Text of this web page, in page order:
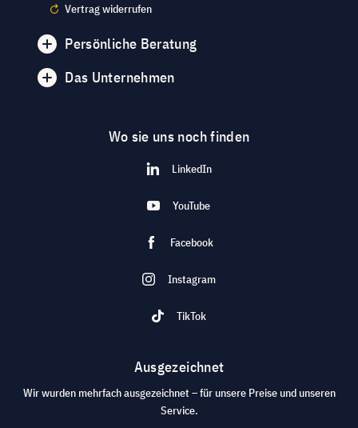
Vertrag widerrufen
Persönliche Beratung
Das Unternehmen
Wo sie uns noch finden
LinkedIn
YouTube
Facebook
Instagram
TikTok
Ausgezeichnet
Wir wurden mehrfach ausgezeichnet – für unsere Preise und unseren
Service.